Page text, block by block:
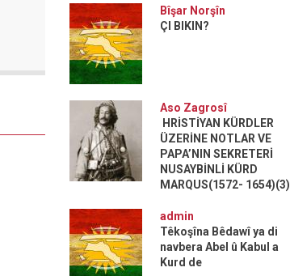
Bîşar Norşîn
ÇI BIKIN?
Aso Zagrosî
HRİSTİYAN KÜRDLER
ÜZERİNE NOTLAR VE
PAPA’NIN SEKRETERİ
NUSAYBİNLİ KÜRD
MARQUS(1572- 1654)(3)
admin
Têkoşîna Bêdawî ya di
navbera Abel û Kabul a
Kurd de